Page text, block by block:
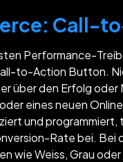
Call-
Performance-
to-Action Button.
über den Erfolg oder
eines neuen
und programmiert,
Rate bei. Bei
wie Weiss, Grau